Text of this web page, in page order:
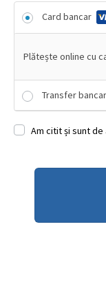
Card bancar
Plătește online cu
Transfer bancar
Am citit și sunt de